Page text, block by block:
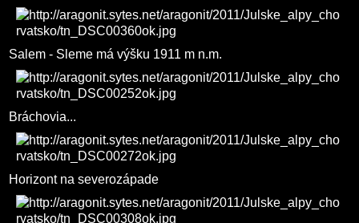
Salem - Sleme má výšku 1911 m n.m.
Bráchovia...
Horizont na severozápade